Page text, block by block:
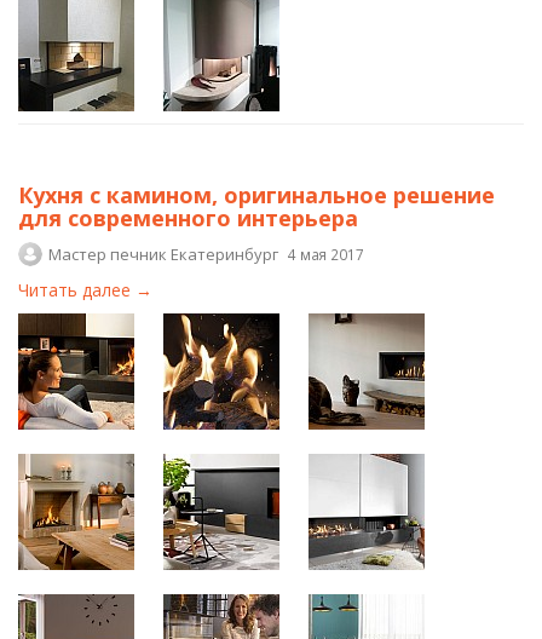
Кухня с камином, оригинальное решение
для современного интерьера
Мастер печник Екатеринбург 4 мая 2017
Читать далее →